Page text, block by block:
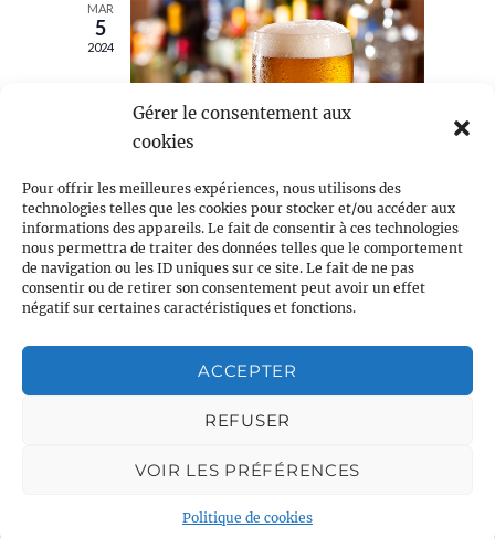
Gérer le consentement aux
cookies
Pour offrir les meilleures expériences, nous utilisons des
technologies telles que les cookies pour stocker et/ou accéder aux
informations des appareils. Le fait de consentir à ces technologies
nous permettra de traiter des données telles que le comportement
de navigation ou les ID uniques sur ce site. Le fait de ne pas
consentir ou de retirer son consentement peut avoir un effet
négatif sur certaines caractéristiques et fonctions.
ACCEPTER
REFUSER
VOIR LES PRÉFÉRENCES
Politique de cookies
MAR
5
2024
5 March 2024 @ 20h00- 21h00
Apéro mensuel en présentiel